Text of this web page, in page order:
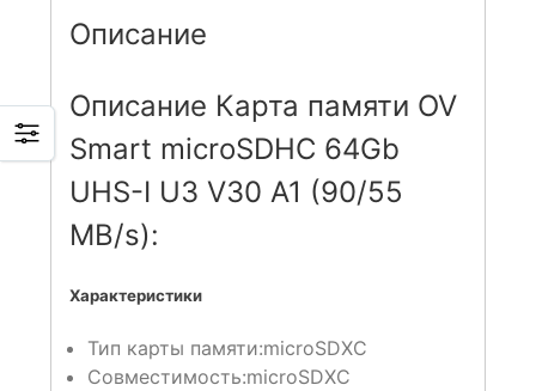
Описание
Описание Карта памяти OV
Smart microSDHC 64Gb
UHS-I U3 V30 A1 (90/55
MB/s):
Характеристики
Тип карты памяти:microSDXC
Совместимость:microSDXC